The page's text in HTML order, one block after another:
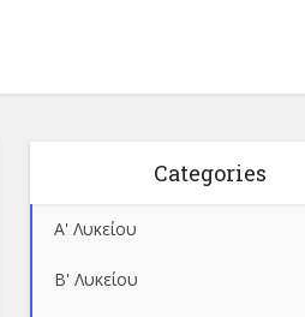
Categories
Α' Λυκείου
Β' Λυκείου